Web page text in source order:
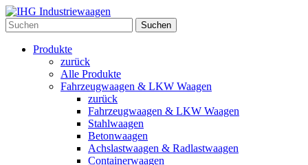
Suchen
Produkte
zurück
Alle Produkte
Fahrzeugwaagen & LKW Waagen
zurück
Fahrzeugwaagen & LKW Waagen
Stahlwaagen
Betonwaagen
Achslastwaagen & Radlastwaagen
Containerwaagen